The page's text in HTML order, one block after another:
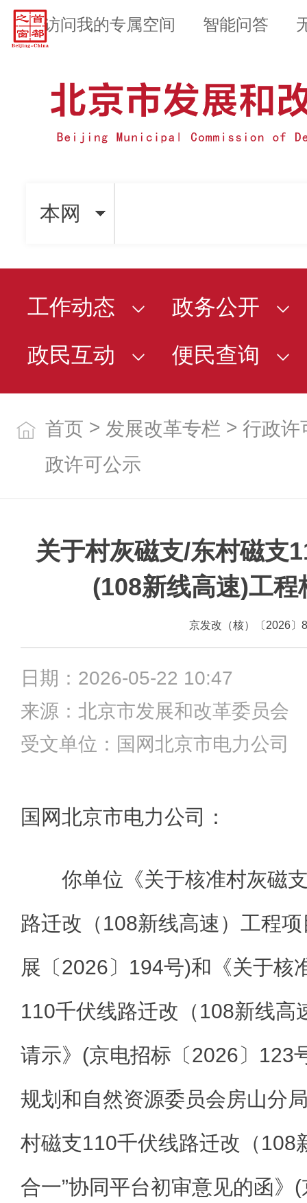
访问我的专属空间 智能问答
本网
工作动态
政务公开
政民互动
便民查询
首页 > 发展改革专栏 > 行政许
政许可公示
关于村灰磁支/东村磁支
(108新线高速)工程
京发改（核）〔2026〕
日期：2026-05-22 10:47
来源：北京市发展和改革委员
受文单位：国网北京市电力公司
国网北京市电力公司：
你单位《关于核准村灰磁
路迁改（108新线高速）工程
展〔2026〕194号)和《关于核
110千伏线路迁改（108新线高
请示》(京电招标〔2026〕123
规划和自然资源委员会房山分
村磁支110千伏线路迁改（108
合一”协同平台初审意见的函》